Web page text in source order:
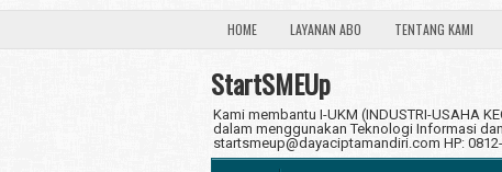
HOME LAYANAN ABO TENTANG KAMI
StartSMEUp
Kami membantu I-UKM (INDUSTRI-USAHA
dalam menggunakan Teknologi Informasi
startsmeup@dayaciptamandiri.com HP: